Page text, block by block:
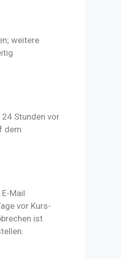
weitere
Stunden vor
dem
Mail
vor Kurs-
ist